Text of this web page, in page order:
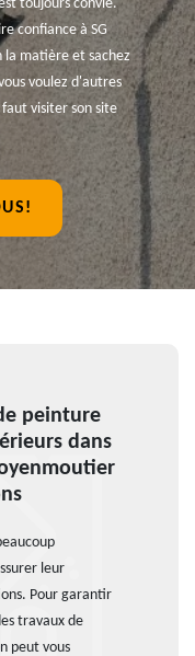
toujours convié.
confiance à SG
la matière et sachez
voulez d'autres
visiter son site
peinture
dans
leur
Pour garantir
travaux de
peut vous